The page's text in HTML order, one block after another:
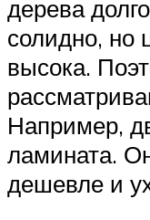
дерева
солидно, но
высока.
Например,
ламината.
дешевле и